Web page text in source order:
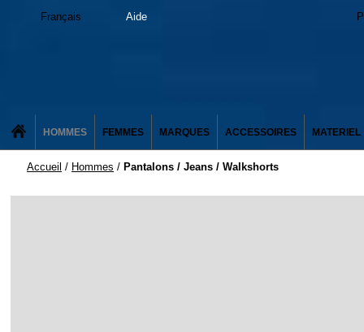
Français Aide
HOMMES FEMMES MARQUES ACCESSOIRES MATERIEL
Accueil / Hommes / Pantalons / Jeans / Walkshorts